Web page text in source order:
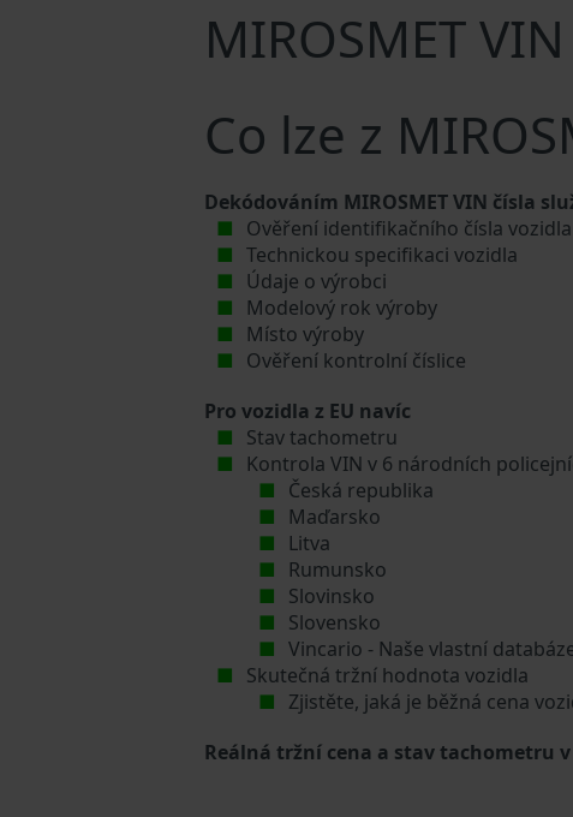
MIROSMET
Co lze z
Dekódováním MIROSMET VIN čísla
Ověření identifikačního čísla vozidla
Technickou specifikaci vozidla
Údaje o výrobci
Modelový rok výroby
Místo výroby
Ověření kontrolní číslice
Pro vozidla z EU navíc
Stav tachometru
Kontrola VIN v 6 národních
Česká republika
Maďarsko
Litva
Rumunsko
Slovinsko
Slovensko
Vincario - Naše vlastní
Skutečná tržní hodnota vozidla
Zjistěte, jaká je běžná cena
Reálná tržní cena a stav tachometru